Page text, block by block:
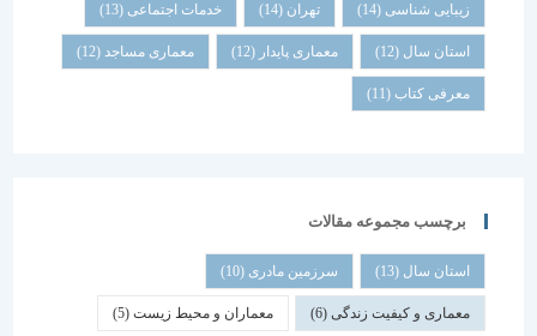
زیبایی شناسی (14) تهران خدمات اجتماعی (13)
استان سال(12) معماری پایدار (12) معماری مساجد(12)
معرفی کتاب(11)
برچسب مجموعه مقالات
استان سال(13) سرزمین مادری(10)
معماری و کیفیت زندگی(6) معماران و محیط زیست(5)